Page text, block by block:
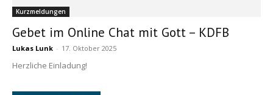
Kurzmeldungen
Gebet im Online Chat mit Gott – KDFB
Lukas Lunk - 17. Oktober 2025
Herzliche Einladung!